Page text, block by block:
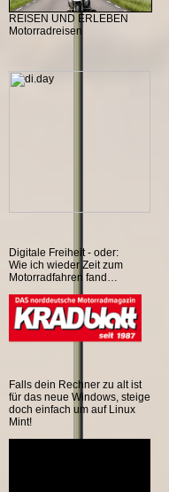
REISEN UND ERLEBEN
Motorradreisen
Digitale Freiheit - oder:
Wie ich wieder Zeit zum
Motorradfahren fand…
Falls dein Rechner zu alt ist
für das neue Windows, steige
doch einfach um auf Linux
Mint!